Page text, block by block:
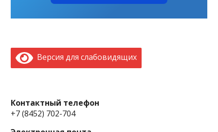
Версия для слабовидящих
Контактный телефон
+7 (8452) 702-704